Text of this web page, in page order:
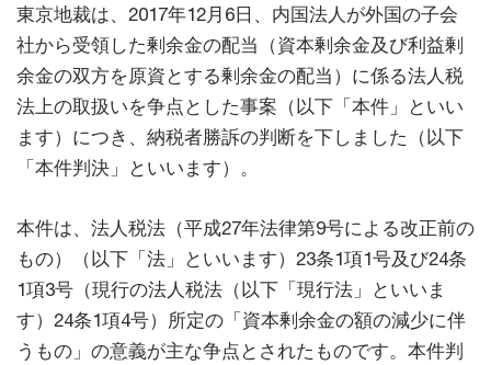
東京地裁は、2017年12月6日、内国法人が外国の子会
社から受領した剰余金の配当（資本剰余金及び利益剰
余金の双方を原資とする剰余金の配当）に係る法人税
法上の取扱いを争点とした事案（以下「本件」といい
ます）につき、納税者勝訴の判断を下しました（以下
「本件判決」といいます）。
本件は、法人税法（平成27年法律第9号による改正前の
もの）（以下「法」といいます）23条1項1号及び24条
1項3号（現行の法人税法（以下「現行法」といいま
す）24条1項4号）所定の「資本剰余金の額の減少に伴
うもの」の意義が主な争点とされたものです。本件判